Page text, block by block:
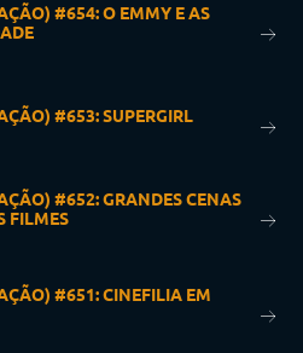
#654: O EMMY E AS
#653: SUPERGIRL
#652: GRANDES CENAS
FILMES
#651: CINEFILIA EM